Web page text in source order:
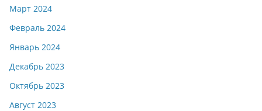
Март 2024
Февраль 2024
Январь 2024
Декабрь 2023
Октябрь 2023
Август 2023